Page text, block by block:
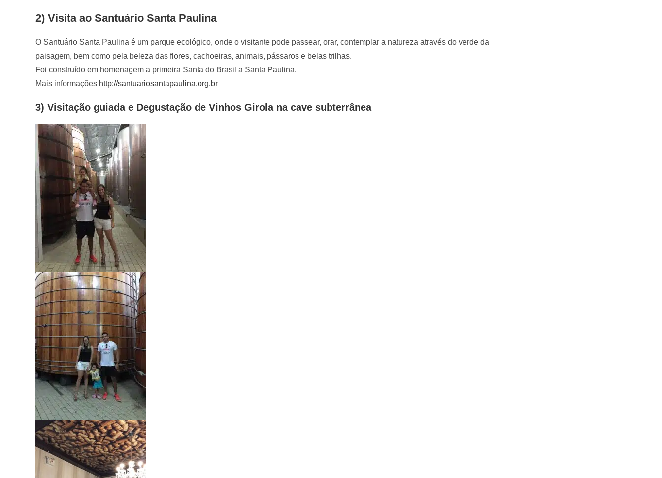
2) Visita ao Santuário Santa Paulina
O Santuário Santa Paulina é um parque ecológico, onde o visitante pode passear, orar, contemplar a natureza através do verde da
paisagem, bem como pela beleza das flores, cachoeiras, animais, pássaros e belas trilhas.
Foi construído em homenagem a primeira Santa do Brasil a Santa Paulina.
Mais informações http://santuariosantapaulina.org.br
3) Visitação guiada e Degustação de Vinhos Girola na cave subterrânea